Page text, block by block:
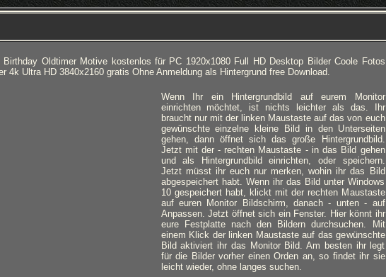
Birthday Oldtimer Motive kostenlos für PC 1920x1080 Full HD Desktop Bilder Coole Fotos
4k Ultra HD 3840x2160 gratis Ohne Anmeldung als Hintergrund free Download.
Wenn Ihr ein Hintergrundbild auf eurem Monitor
einrichten möchtet, ist nichts leichter als das. Ihr
braucht nur mit der linken Maustaste auf das von euch
gewünschte einzelne kleine Bild in den Unterseiten
gehen, dann öffnet sich das große Hintergrundbild.
Jetzt mit der - rechten Maustaste - in das Bild gehen
und als Hintergrundbild einrichten, oder speichern.
Jetzt müsst ihr euch nur merken, wohin ihr das Bild
abgespeichert habt. Wenn ihr das Bild unter Windows
10 gespeichert habt, klickt mit der rechten Maustaste
auf euren Monitor Bildschirm, danach - unten - auf
Anpassen. Jetzt öffnet sich ein Fenster. Hier könnt ihr
eure Festplatte nach den Bildern durchsuchen. Mit
einem Klick der linken Maustaste auf das gewünschte
Bild aktiviert ihr das Monitor Bild. Am besten ihr legt
für die Bilder vorher einen Orden an, so findet ihr sie
leicht wieder, ohne langes suchen.